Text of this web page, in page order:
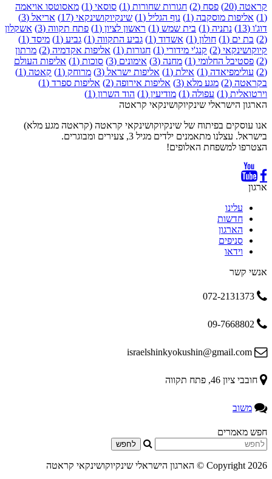
קראטה (20) פסח (2) חגורות שחורות (1) סוסאי (1)
מאסוטסו אויאמה
(1)
אליפות מוסקבה (1) נוף הגליל (1) שינקיוקושינקאי (17)
אריאל (3)
דוג'ו (13)
נתניה (1) בית שמש (1) ראשון לציון (1) פתח תקווה (3)
אשקלון
(2)
בת ים (1) חולון (1) אשדוד (1) גביע התקווה (1) גביע (1)
מיסד (1)
קיוקושינקאי (2)
קנג'י מידורי (1) חגורות (1) אליפות אקדמיה (2)
מרתון
(2)
פסטיבל החלומי (1) מחנה (3) אימונים (3) סוכות (1)
אליפות העולם
(2)
עולימפיאדה (1) אילת (1) אליפות ישראל (3) מרוחק (1)
קאטה (1)
בקראטה (2)
מגע מלא (3) אליפות אירופה (2)
אליפות ספרד (1)
וירטואלית (1)
עפולה (1) מודיעין (1)
הוד השרון (1)
הארגון הישראלי שינקיוקושינקאי קראטה
אנו עוסקים בפיתוח של שינקיוקושינקאי קראטה (קראטה מגע מלא)
בישראל. עצלנו מתאמנים ילדים מגיל 3, צעירים ומבוגרים.
הצטרפו למשפחת האלופים!
ארגון
עלינו
חדשות
הארגון
סניפים
וידאו
אנשי קשר
חובבי ציון 46, פתח תקווה
משוב
חפש מאמרים
Copyright 2026 © הארגון הישראלי שינקיוקושינקאי קראטה